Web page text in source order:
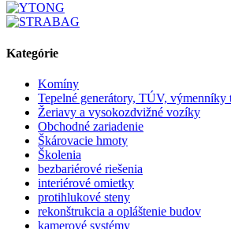
Kategórie
Komíny
Tepelné generátory, TÚV, výmenníky
Žeriavy a vysokozdvižné vozíky
Obchodné zariadenie
Škárovacie hmoty
Školenia
bezbariérové riešenia
interiérové omietky
protihlukové steny
rekonštrukcia a opláštenie budov
kamerové systémy